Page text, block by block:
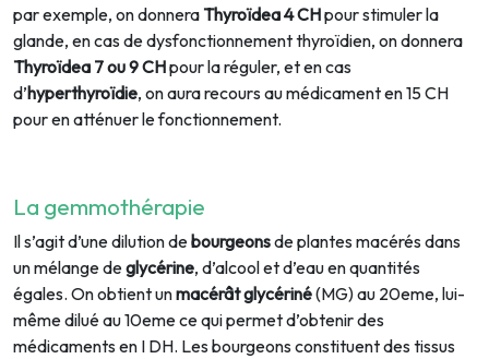
par exemple, on donnera Thyroïdea 4 CHpour stimuler la
glande, en cas de dysfonctionnement thyroïdien, on donnera
Thyroïdea 7 ou 9 CHpour la réguler, et en cas
d’hyperthyroïdie, on aura recours au médicament en 15 CH
pour en atténuer le fonctionnement.
La gemmothérapie
Il s’agit d’une dilution debourgeonsde plantes macérés dans
un mélange deglycérine, d’alcool et d’eau en quantités
égales. On obtient unmacérât glycériné(MG) au 20eme, lui-
même dilué au 10eme ce qui permet d’obtenir des
médicaments en I DH. Les bourgeons constituent des tissus